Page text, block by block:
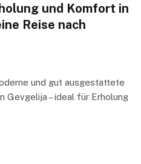
und Komfort in
Reise nach
und gut ausgestattete
Gevgelija – ideal für Erholung